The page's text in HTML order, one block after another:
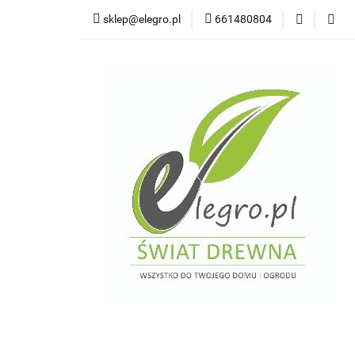
sklep@elegro.pl 661480804
Kategorie
Domki i altany
Wkręty/ akcesoria